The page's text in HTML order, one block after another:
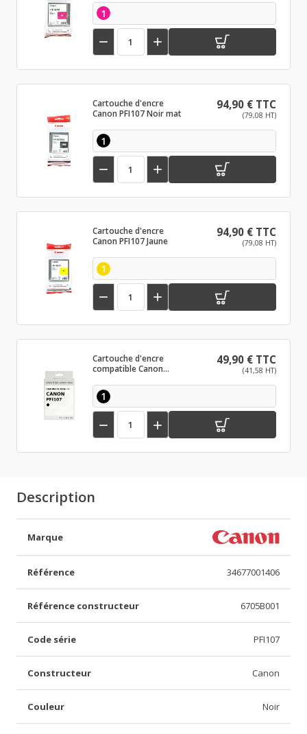
1
 
Cartouche d'encre
Canon PFI107 Noir mat
94,90 € TTC
(79,08 HT)
1
 
Cartouche d'encre
Canon PFI107 Jaune
94,90 € TTC
(79,08 HT)
1
 
Cartouche d'encre
compatible Canon
49,90 € TTC
(41,58 HT)
1
 
Description
Marque
Référence 34677001406
Référence constructeur 6705B001
Code série PFI107
Constructeur Canon
Couleur Noir